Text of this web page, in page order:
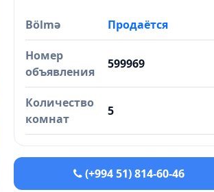
Bölmə Продаётся
Номер
объявления
599969
Количество
комнат
5
(+994 51) 814-60-46